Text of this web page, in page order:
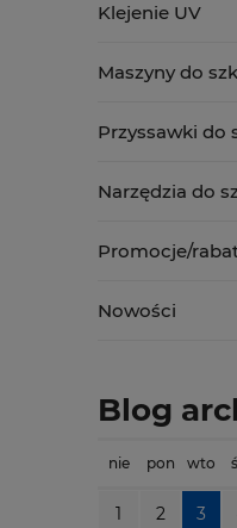
Klejenie UV
Maszyny do
Przyssawki do
Narzędzia do
Promocje/
Nowości
Blog
nie pon wto
1 2 3